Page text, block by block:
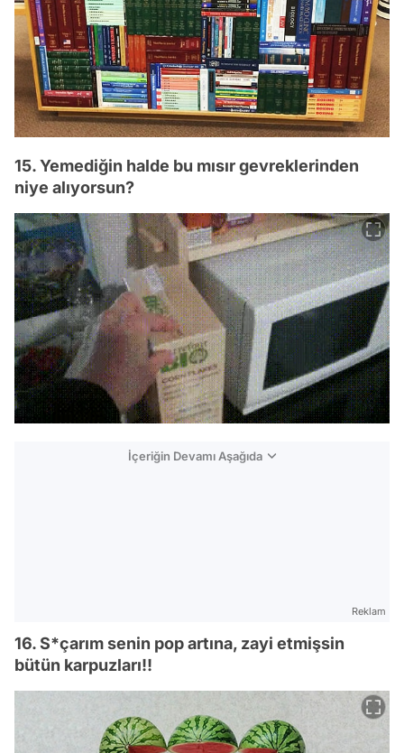
15. Yemediğin halde bu mısır gevreklerinden
niye alıyorsun?
İçeriğin Devamı Aşağıda
Reklam
16. S*çarım senin pop artına, zayi etmişsin
bütün karpuzları!!